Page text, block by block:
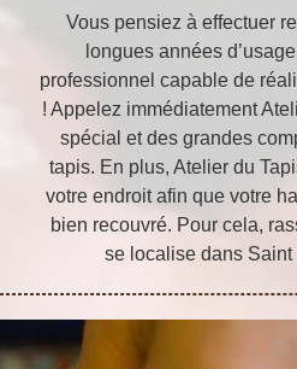
Vous pensiez à effectuer
longues années
professionnel capable de
! Appelez immédiatement
spécial et des grandes
tapis. En plus, Atelier du
votre endroit afin que votre
bien recouvré. Pour cela,
se localise dans